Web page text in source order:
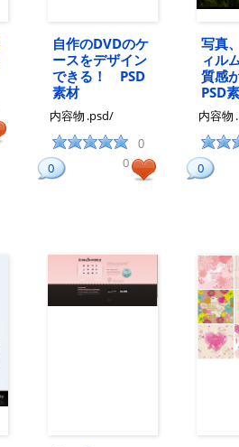
自作のDVDのケ
ースをデザイン
できる！ PSD
素材
内容物 .psd/
0
0 0
写真
ィル
質感
PSD
内容物
0